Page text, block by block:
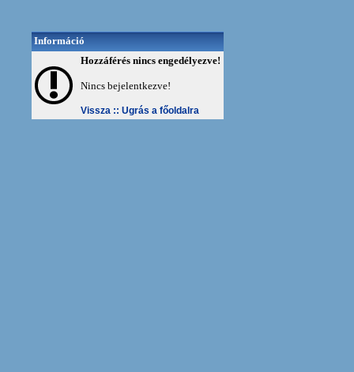
Információ
Hozzáférés nincs engedélyezve!
Nincs bejelentkezve!
Vissza :: Ugrás a főoldalra